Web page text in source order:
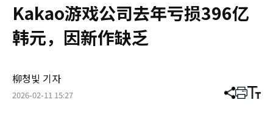
Kakao游戏公司去年亏损396亿
韩元，因新作缺乏
柳청빛 기자
2026-02-11 15:27 分 打 调